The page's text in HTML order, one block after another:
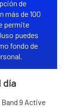
de
más de 100
permite
puedes
fondo de
día
Band 9 Active